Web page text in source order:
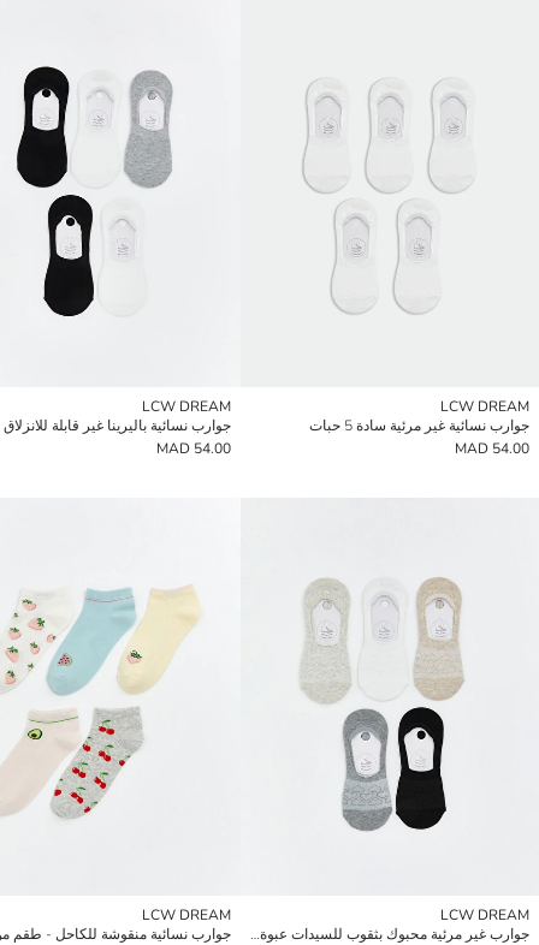
LCW DREAM
جوارب نسائية غير مرئية سادة 5 حبات
54.00 MAD
LCW DREAM
54.00 MAD
LCW DREAM
جوارب غير مرئية محبوك بثقوب للسيدات عبوة من 5 قطع
LCW DREAM
جوارب نسائية منقوشة للكاحل - طقم